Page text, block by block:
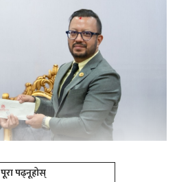
पूरा पढ्नूहोस्